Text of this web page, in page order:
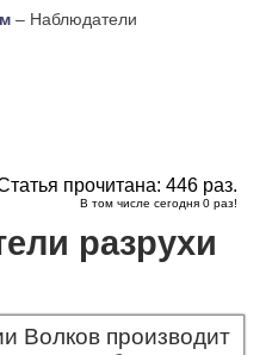
– Наблюдатели
прочитана: 446раз.
В том числе сегодня 0раз!
разрухи